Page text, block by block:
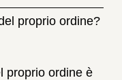
proprio ordine?
proprio ordine è